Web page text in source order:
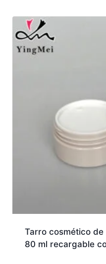
Tarro cosmético
80 ml recargable